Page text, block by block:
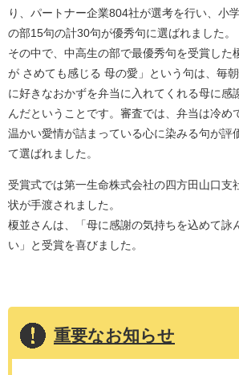
り、パートナー企業804社が選考を行い、小
の部15句の計30句が優秀句に選ばれました。
その中で、中高生の部で最優秀句を受賞した
が さめても感じる 母の愛」という句は、毎
に好きなおかずを弁当に入れてくれる母に感
んだということです。審査では、弁当は冷め
温かい愛情が詰まっている心に染みる句が評
て選ばれました。
受賞式では第一生命株式会社の四方田山口支
状が手渡されました。
榎並さんは、「母に感謝の気持ちを込めて詠
い」と受賞を喜びました。
重要なお知らせ